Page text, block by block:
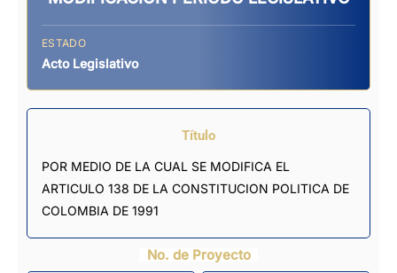
ESTADO
Acto Legislativo
Título
POR MEDIO DE LA CUAL SE MODIFICA EL
ARTICULO 138 DE LA CONSTITUCION POLITICA DE
COLOMBIA DE 1991
No. de Proyecto